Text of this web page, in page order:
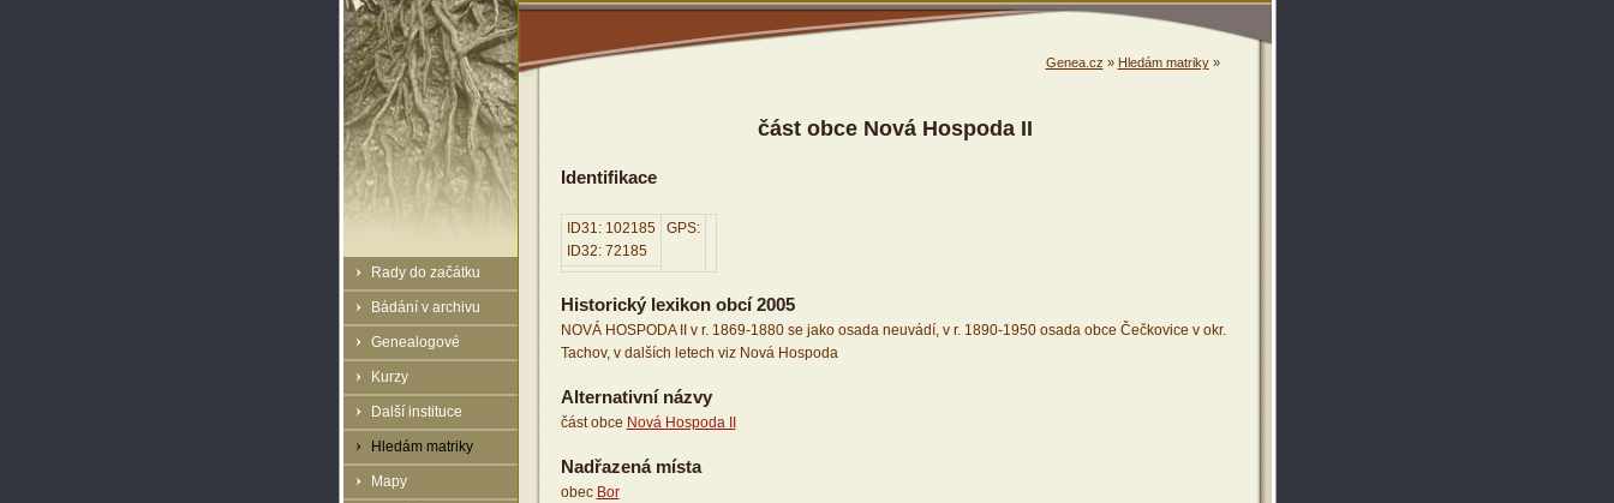
Rady do začátku
Bádání v archivu
Genealogové
Kurzy
Další instituce
Hledám matriky
Mapy
Genea.cz » Hledám matriky»
část obce Nová Hospoda II
Identifikace
ID31: 102185
ID32: 72185
GPS:
Historický lexikon obcí 2005
NOVÁ HOSPODA II v r. 1869-1880 se jako osada neuvádí, v r. 1890-1950 osada obce Čečkovice v okr.
Tachov, v dalších letech viz Nová Hospoda
Alternativní názvy
část obce Nová Hospoda II
Nadřazená místa
obec Bor